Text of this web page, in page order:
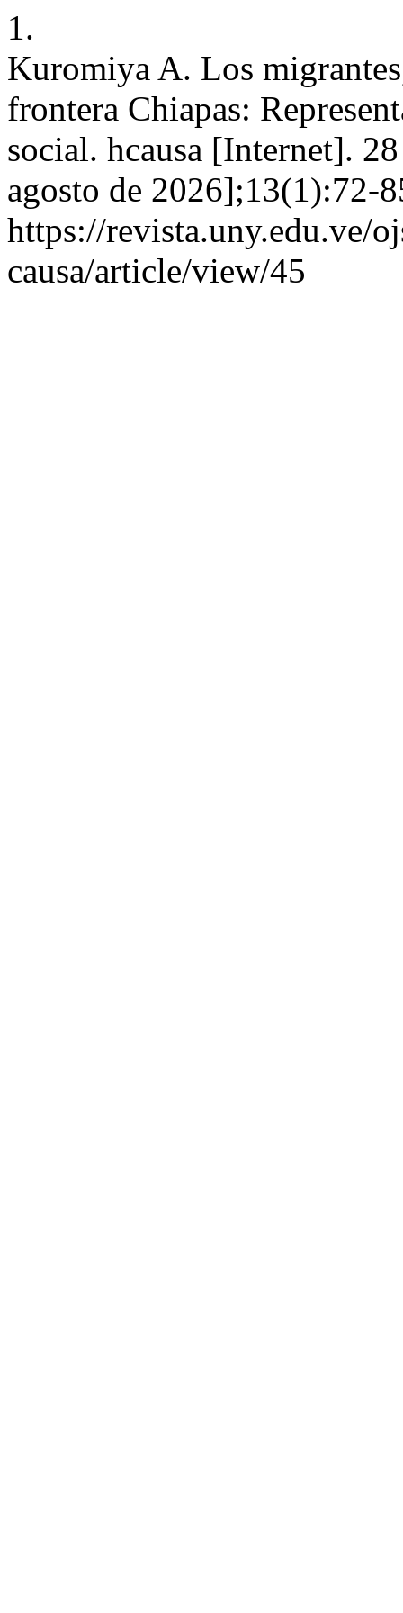
1.
Kuromiya A. Los
frontera Chiapas:
social. hcausa [Internet].
agosto de 2026];13(1):72-
https://revista.uny.edu.ve/
causa/article/view/45